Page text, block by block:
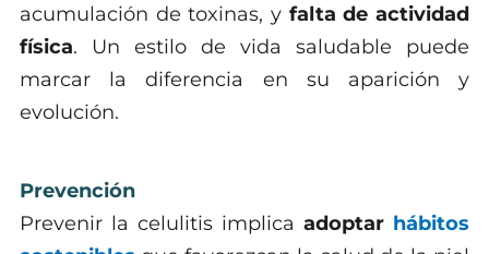
acumulación de toxinas, y falta de actividad
física. Un estilo de vida saludable puede
marcar la diferencia en su aparición y
evolución.
Prevención
Prevenir la celulitis implica adoptar hábitos